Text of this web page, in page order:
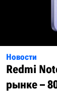
Новости
Redmi
рынке –